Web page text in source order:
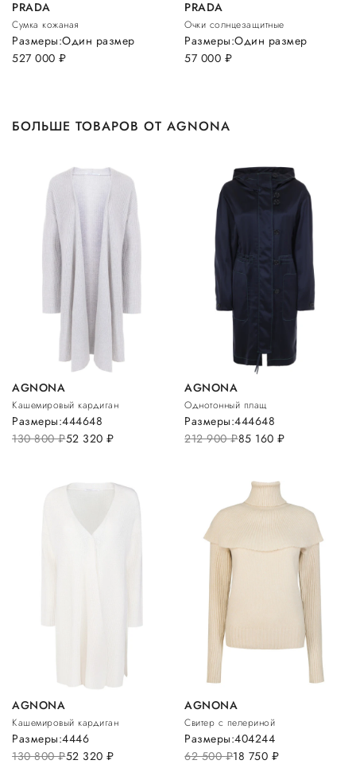
PRADA
Сумка кожаная
527 000 руб.
Размеры:Один размер
PRADA
Очки солнцезащитные
57 000 руб.
Размеры:Один размер
БОЛЬШЕ ТОВАРОВ ОТ AGNONA
AGNONA
Кашемировый кардиган
130 800руб.52 320 руб.
Размеры:444648
AGNONA
Однотонный плащ
212 900руб.85 160руб.
Размеры:444648
AGNONA
Кашемировый кардиган
130 800руб.52 320 руб.
Размеры:4446
AGNONA
Свитер с пелериной
62 500руб.18 750 руб.
Размеры:404244